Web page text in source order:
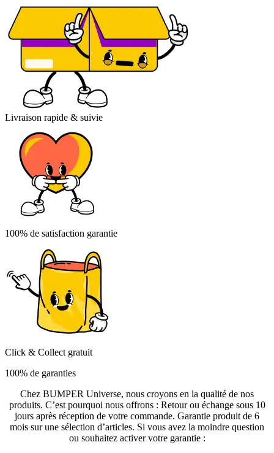
Livraison rapide & suivie
100% de satisfaction garantie
Click & Collect gratuit
100% de garanties
Chez BUMPER Universe, nous croyons en la qualité de nos
produits. C’est pourquoi nous offrons : Retour ou échange sous 10
jours après réception de votre commande. Garantie produit de 6
mois sur une sélection d’articles. Si vous avez la moindre question
ou souhaitez activer votre garantie :